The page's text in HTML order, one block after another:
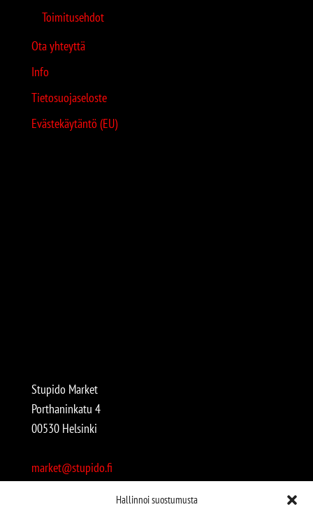
Hallinnoi suostumusta
Toimitusehdot
Ota yhteyttä
Info
Tietosuojaseloste
Evästekäytäntö (EU)
Stupido Market
Porthaninkatu 4
00530 Helsinki
market@stupido.fi